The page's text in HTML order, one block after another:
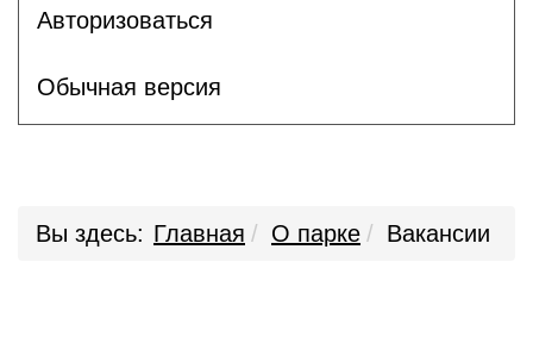
Авторизоваться
Обычная версия
Вы здесь: Главная О парке Вакансии